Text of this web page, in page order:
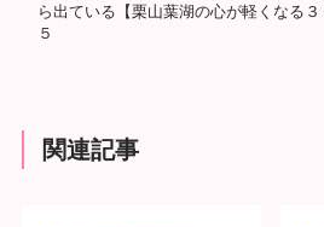
ら出ている【栗山葉湖の心が軽くなる
５
関連記事